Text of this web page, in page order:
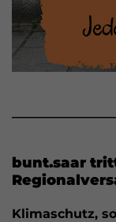
bunt.saar
Klimaschutz,